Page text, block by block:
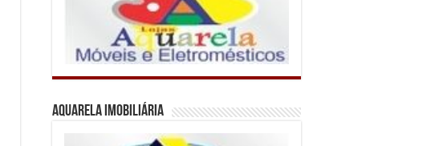
Aquarela Imobiliária